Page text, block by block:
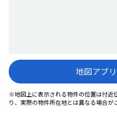
地図アプ
※地図上に表示される物件の位置は付近
り、実際の物件所在地とは異なる場合が